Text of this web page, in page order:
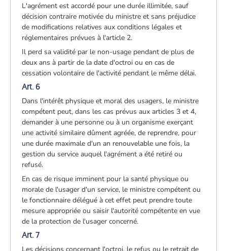
L'agrément est accordé pour une durée illimitée, sauf
décision contraire motivée du ministre et sans préjudice
de modifications relatives aux conditions légales et
réglementaires prévues à l'article 2.
Il perd sa validité par le non-usage pendant de plus de
deux ans à partir de la date d'octroi ou en cas de
cessation volontaire de l'activité pendant le même délai.
Art. 6
Dans l'intérêt physique et moral des usagers, le ministre
compétent peut, dans les cas prévus aux articles 3 et 4,
demander à une personne ou à un organisme exerçant
une activité similaire dûment agréée, de reprendre, pour
une durée maximale d'un an renouvelable une fois, la
gestion du service auquel l'agrément a été retiré ou
refusé.
En cas de risque imminent pour la santé physique ou
morale de l'usager d'un service, le ministre compétent ou
le fonctionnaire délégué à cet effet peut prendre toute
mesure appropriée ou saisir l'autorité compétente en vue
de la protection de l'usager concerné.
Art. 7
Les décisions concernant l'octroi, le refus ou le retrait de